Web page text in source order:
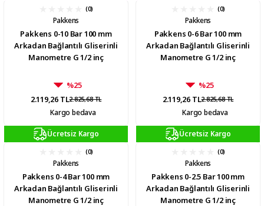
(0)
Pakkens
Pakkens 0-10 Bar 100 mm
Arkadan Bağlantılı Gliserinli
Manometre G 1/2 inç
%25
2.119,26 TL2.825,68 TL
Kargo bedava
(0)
Pakkens
Pakkens 0-6 Bar 100 mm
Arkadan Bağlantılı Gliserinli
Manometre G 1/2 inç
%25
2.119,26 TL2.825,68 TL
Kargo bedava
Ücretsiz Kargo
(0)
Pakkens
Pakkens 0-4 Bar 100 mm
Arkadan Bağlantılı Gliserinli
Manometre G 1/2 inç
Ücretsiz Kargo
(0)
Pakkens
Pakkens 0-2.5 Bar 100 mm
Arkadan Bağlantılı Gliserinli
Manometre G 1/2 inç